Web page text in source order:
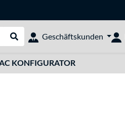
Suche durchführen
Geschäftskunden
KONFIGURATOR